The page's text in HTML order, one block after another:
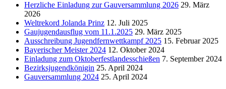
Herzliche Einladung zur Gauversammlung 2026 29. März
2026
Weltrekord Jolanda Prinz 12. Juli 2025
Gaujugendausflug vom 11.1.2025 29. März 2025
Ausschreibung Jugendfernwettkampf 2025 15. Februar 2025
Bayerischer Meister 2024 12. Oktober 2024
Einladung zum Oktoberfestlandesschießen 7. September 2024
Bezirksjugendkönigin 25. April 2024
Gauversammlung 2024 25. April 2024